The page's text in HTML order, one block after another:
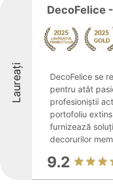
Laureați
DecoFelice
DecoFelice se
pentru atât
profesioniștii
portofoliu
furnizează
decorurilor
9.2